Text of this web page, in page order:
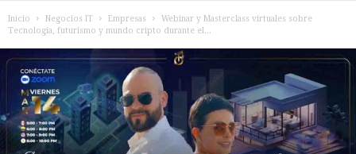
Inicio Negocios IT Empresas
Webinar y Masterclass virtuales sobre
Tecnología, futurismo y mundo cripto durante el...